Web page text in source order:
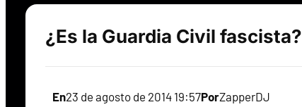
¿Es la Guardia Civil fascista?
En23 de agosto de 2014 19:57PorZapperDJ